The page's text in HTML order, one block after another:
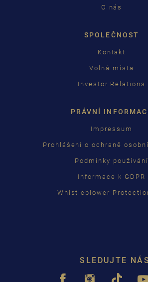
O nás
SPOLEČNOST
Kontakt
Volná místa
Investor Relations
PRÁVNÍ
Impressum
Prohlášení o ochraně
Podmínky používání
Informace k GDPR
Whistleblower
SLEDUJTE